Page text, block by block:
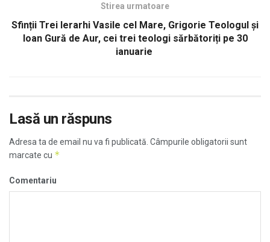
Stirea urmatoare
Sfinții Trei Ierarhi Vasile cel Mare, Grigorie Teologul și
Ioan Gură de Aur, cei trei teologi sărbătoriți pe 30
ianuarie
Lasă un răspuns
Adresa ta de email nu va fi publicată. Câmpurile obligatorii sunt
marcate cu *
Comentariu